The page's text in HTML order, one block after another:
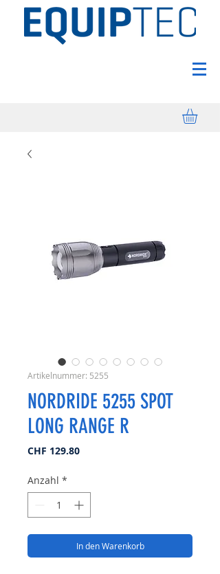
Artikelnummer: 5255
NORDRIDE 5255 SPOT
LONG RANGE R
CHF 129.80Preis
Anzahl *
In den Warenkorb